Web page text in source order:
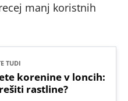
manj koristnih
TUDI
korenine v loncih:
rastline?